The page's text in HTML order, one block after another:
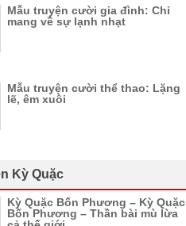
Mẫu truyện cười gia đình: Chỉ
mang về sự lạnh nhạt
Mẫu truyện cười thể thao: Lặng
lẽ, êm xuôi
Kỳ Quặc
Kỳ Quặc Bốn Phương – Kỳ Quặc
Bốn Phương – Thần bài mù lừa